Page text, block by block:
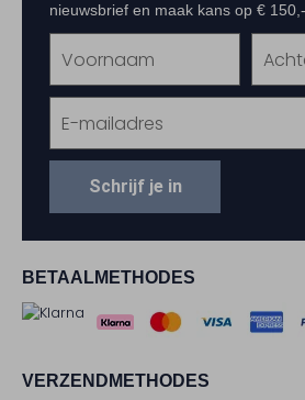
BETAALMETHODES
VERZENDMETHODES
nieuwsbrief en maak kans op €
Schrijf je in